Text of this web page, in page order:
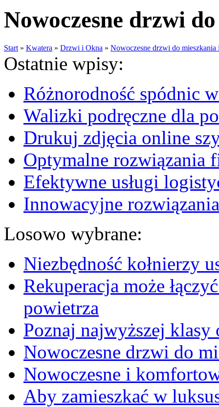
Nowoczesne drzwi
Start » Kwatera » Drzwi i Okna » Nowoczesne drzwi do mieszkania
Ostatnie wpisy:
Różnorodność spódnic
Walizki podręczne dla
Drukuj zdjęcia online
Optymalne rozwiązania
Efektywne usługi
Innowacyjne
Losowo wybrane:
Niezbędność kołnierzy
Rekuperacja może
powietrza
Poznaj najwyższej klasy
Nowoczesne drzwi do
Nowoczesne i
Aby zamieszkać w